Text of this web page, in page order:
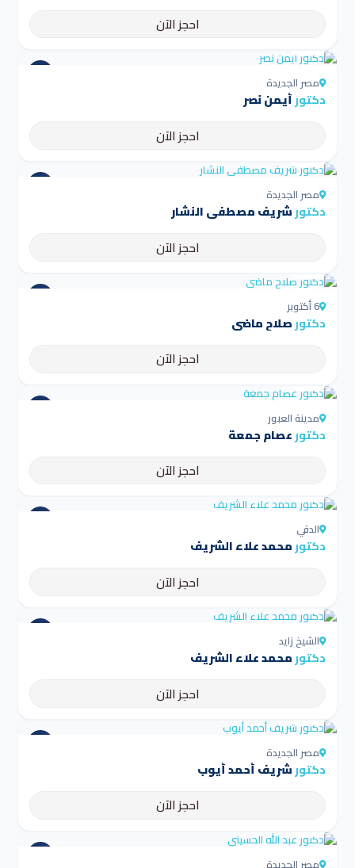
احجز الآن
مصر الجديدة
دكتورأيمن نصر
احجز الآن
مصر الجديدة
دكتورشريف مصطفي النشار
احجز الآن
6 أكتوبر
دكتورصلاح ماضي
احجز الآن
مدينة العبور
دكتورعصام جمعة
احجز الآن
الدقي
دكتورمحمد علاء الشريف
احجز الآن
الشيخ زايد
دكتورمحمد علاء الشريف
احجز الآن
مصر الجديدة
دكتورشريف أحمد أيوب
احجز الآن
مصر الجديدة